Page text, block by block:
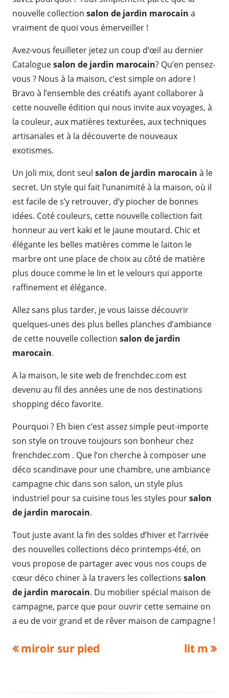
nouvelle collection salon de jardin marocain a
vraiment de quoi vous émerveiller !
Avez-vous feuilleter jetez un coup d’œil au dernier
Cataloguesalon de jardin marocain? Qu’en pensez-
vous ? Nous à la maison, c’est simple on adore !
Bravo à l’ensemble des créatifs ayant collaborer à
cette nouvelle édition qui nous invite aux voyages, à
la couleur, aux matières texturées, aux techniques
artisanales et à la découverte de nouveaux
exotismes.
Un joli mix, dont seul salon de jardin marocain à le
secret. Un style qui fait l’unanimité à la maison, où il
est facile de s’y retrouver, d’y piocher de bonnes
idées. Coté couleurs, cette nouvelle collection fait
honneur au vert kaki et le jaune moutard. Chic et
élégante les belles matières comme le laiton le
marbre ont une place de choix au côté de matière
plus douce comme le lin et le velours qui apporte
raffinement et élégance.
Allez sans plus tarder, je vous laisse découvrir
quelques-unes des plus belles planches d’ambiance
de cette nouvelle collection salon de jardin
marocain.
A la maison, le site web de frenchdec.com est
devenu au fil des années une de nos destinations
shopping déco favorite.
Pourquoi ? Eh bien c’est assez simple peut-importe
son style on trouve toujours son bonheur chez
frenchdec.com . Que l’on cherche à composer une
déco scandinave pour une chambre, une ambiance
campagne chic dans son salon, un style plus
industriel pour sa cuisine tous les styles poursalon
de jardin marocain.
Tout juste avant la fin des soldes d’hiver et l’arrivée
des nouvelles collections déco printemps-été, on
vous propose de partager avec vous nos coups de
cœur déco chiner à la travers les collections salon
de jardin marocain. Du mobilier spécial maison de
campagne, parce que pour ouvrir cette semaine on
a eu de voir grand et de rêver maison de campagne !
Navigation
Previous
miroir sur pied
Next
lit m